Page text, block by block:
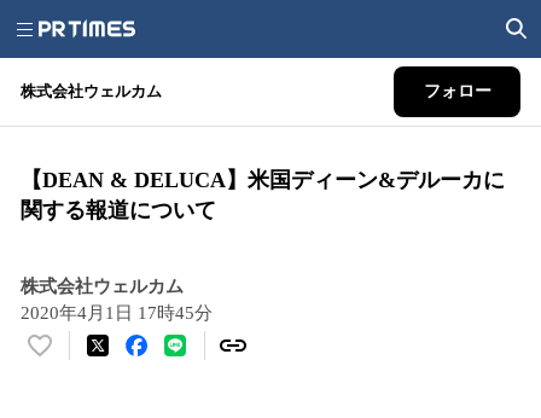
株式会社ウェルカム フォロー
【DEAN & DELUCA】米国ディーン&デルーカに
関する報道について
株式会社ウェルカム
2020年4月1日 17時45分
い